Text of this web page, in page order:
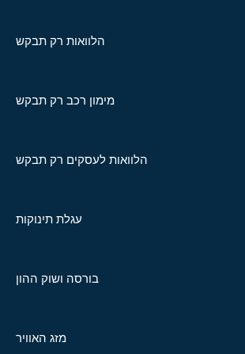
הלוואות רק תבקש
מימון רכב רק תבקש
הלוואות לעסקים רק תבקש
עגלת תינוקות
בורסה ושוק ההון
מזג האוויר